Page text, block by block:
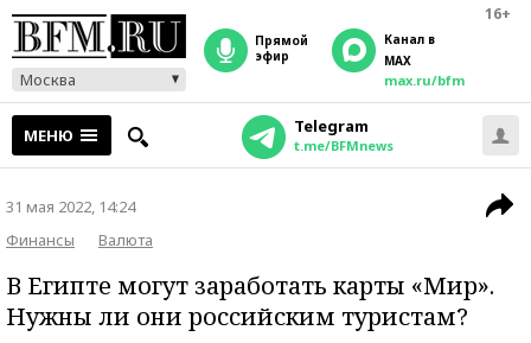
16+
Москва
прямой
эфир
Канал в
MAX
max.ru/bfm
МЕНЮ Telegram
t.me/BFMnews
31 мая 2022, 14:24
Финансы
Валюта
В Египте могут заработать карты «Мир».
Нужны ли они российским туристам?